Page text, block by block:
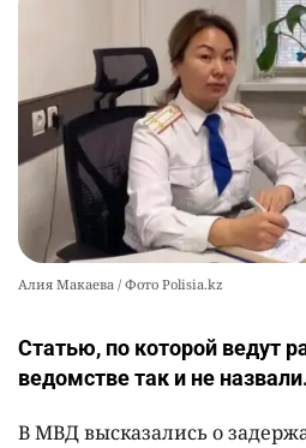
🚗 Казахстанцев
автокредиты за
2566 11
Алия Макаева / Фото Polisia.kz
Статью, по которой ведут
ведомстве так и не назвали.
В МВД высказались о